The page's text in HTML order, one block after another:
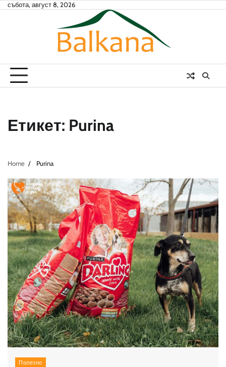
Skipсъбота, август 8, 2026
Етикет: Purina
Home Purina
Полезно